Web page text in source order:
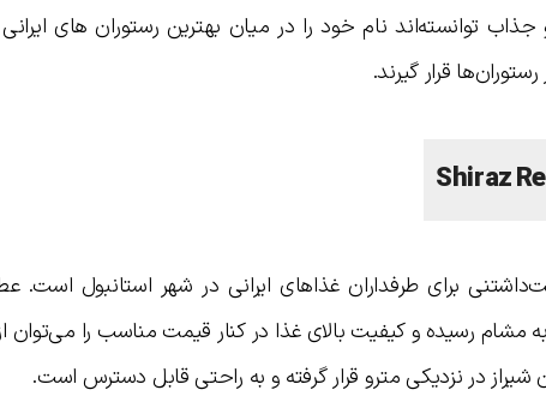
توانسته‌اند نام خود را در میان بهترین رستوران های
قرار گیرند.
Shiraz
برای طرفداران غذاهای ایرانی در شهر استانبول است.
رسیده و کیفیت بالای غذا در کنار قیمت مناسب را می‌توان
شیراز در نزدیکی مترو قرار گرفته و به راحتی قابل دسترس است.